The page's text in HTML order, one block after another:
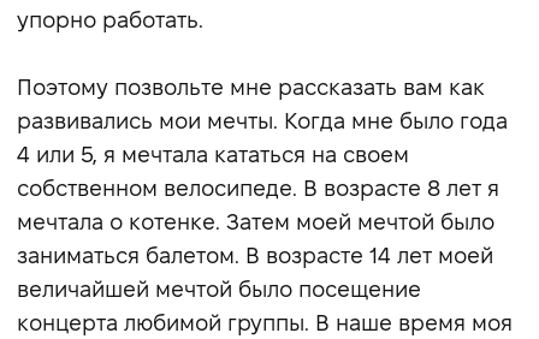
упорно работать.
Поэтому позвольте мне рассказать вам как
развивались мои мечты. Когда мне было года
4 или 5, я мечтала кататься на своем
собственном велосипеде. В возрасте 8 лет я
мечтала о котенке. Затем моей мечтой было
заниматься балетом. В возрасте 14 лет моей
величайшей мечтой было посещение
концерта любимой группы. В наше время моя